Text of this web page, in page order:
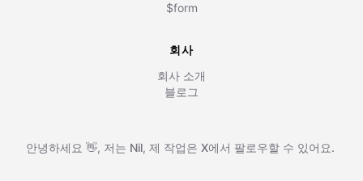
$form
회사
회사 소개
블로그
안녕하세요 👋, 저는 Nil, 제 작업은 X에서 팔로우할 수 있어요.